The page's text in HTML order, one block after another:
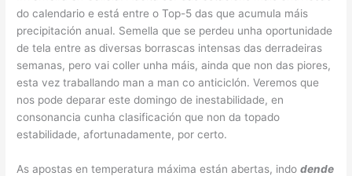
do calendario e está entre o Top-5 das que acumula máis
precipitación anual. Semella que se perdeu unha oportunidade
de tela entre as diversas borrascas intensas das derradeiras
semanas, pero vai coller unha máis, ainda que non das piores,
esta vez traballando man a man co anticiclón. Veremos que
nos pode deparar este domingo de inestabilidade, en
consonancia cunha clasificación que non da topado
estabilidade, afortunadamente, por certo.
As apostas en temperatura máxima están abertas, indodende